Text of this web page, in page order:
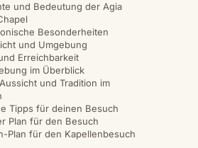
und Bedeutung der Agia
Besonderheiten
und Umgebung
Erreichbarkeit
im Überblick
und Tradition im
Tipps für deinen Besuch
Plan für den Besuch
Plan für den Kapellenbesuch